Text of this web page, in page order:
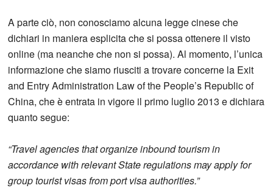
A parte ciò, non conosciamo alcuna legge cinese che
dichiari in maniera esplicita che si possa ottenere il visto
online (ma neanche che non si possa). Al momento, l’unica
informazione che siamo riusciti a trovare concerne la Exit
and Entry Administration Law of the People’s Republic of
China, che è entrata in vigore il primo luglio 2013 e dichiara
quanto segue:
“Travel agencies that organize inbound tourism in
accordance with relevant State regulations may apply for
group tourist visas from port visa authorities.”